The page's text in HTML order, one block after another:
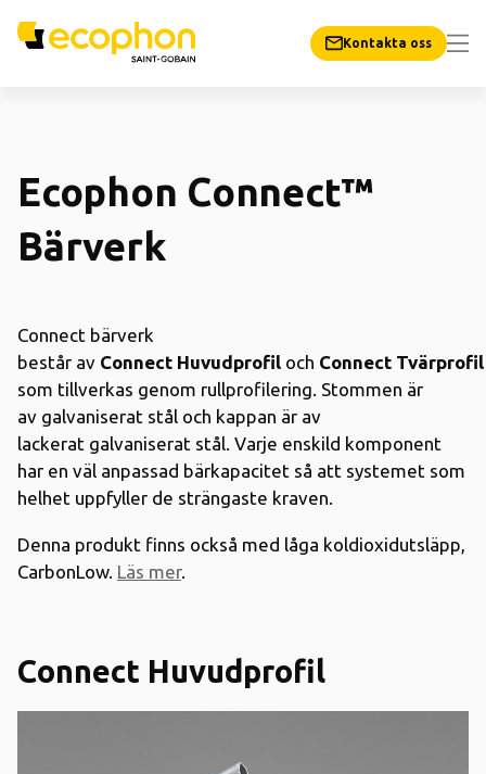
Kontakta oss
Ecophon Connect™
Bärverk
Connect bärverk
består av Connect Huvudprofil och Connect Tvärprofil
som tillverkas genom rullprofilering. Stommen är
av galvaniserat stål och kappan är av
lackerat galvaniserat stål. Varje enskild komponent
har en väl anpassad bärkapacitet så att systemet som
helhet uppfyller de strängaste kraven.
Denna produkt finns också med låga koldioxidutsläpp,
CarbonLow. Läs mer.
Connect Huvudprofil